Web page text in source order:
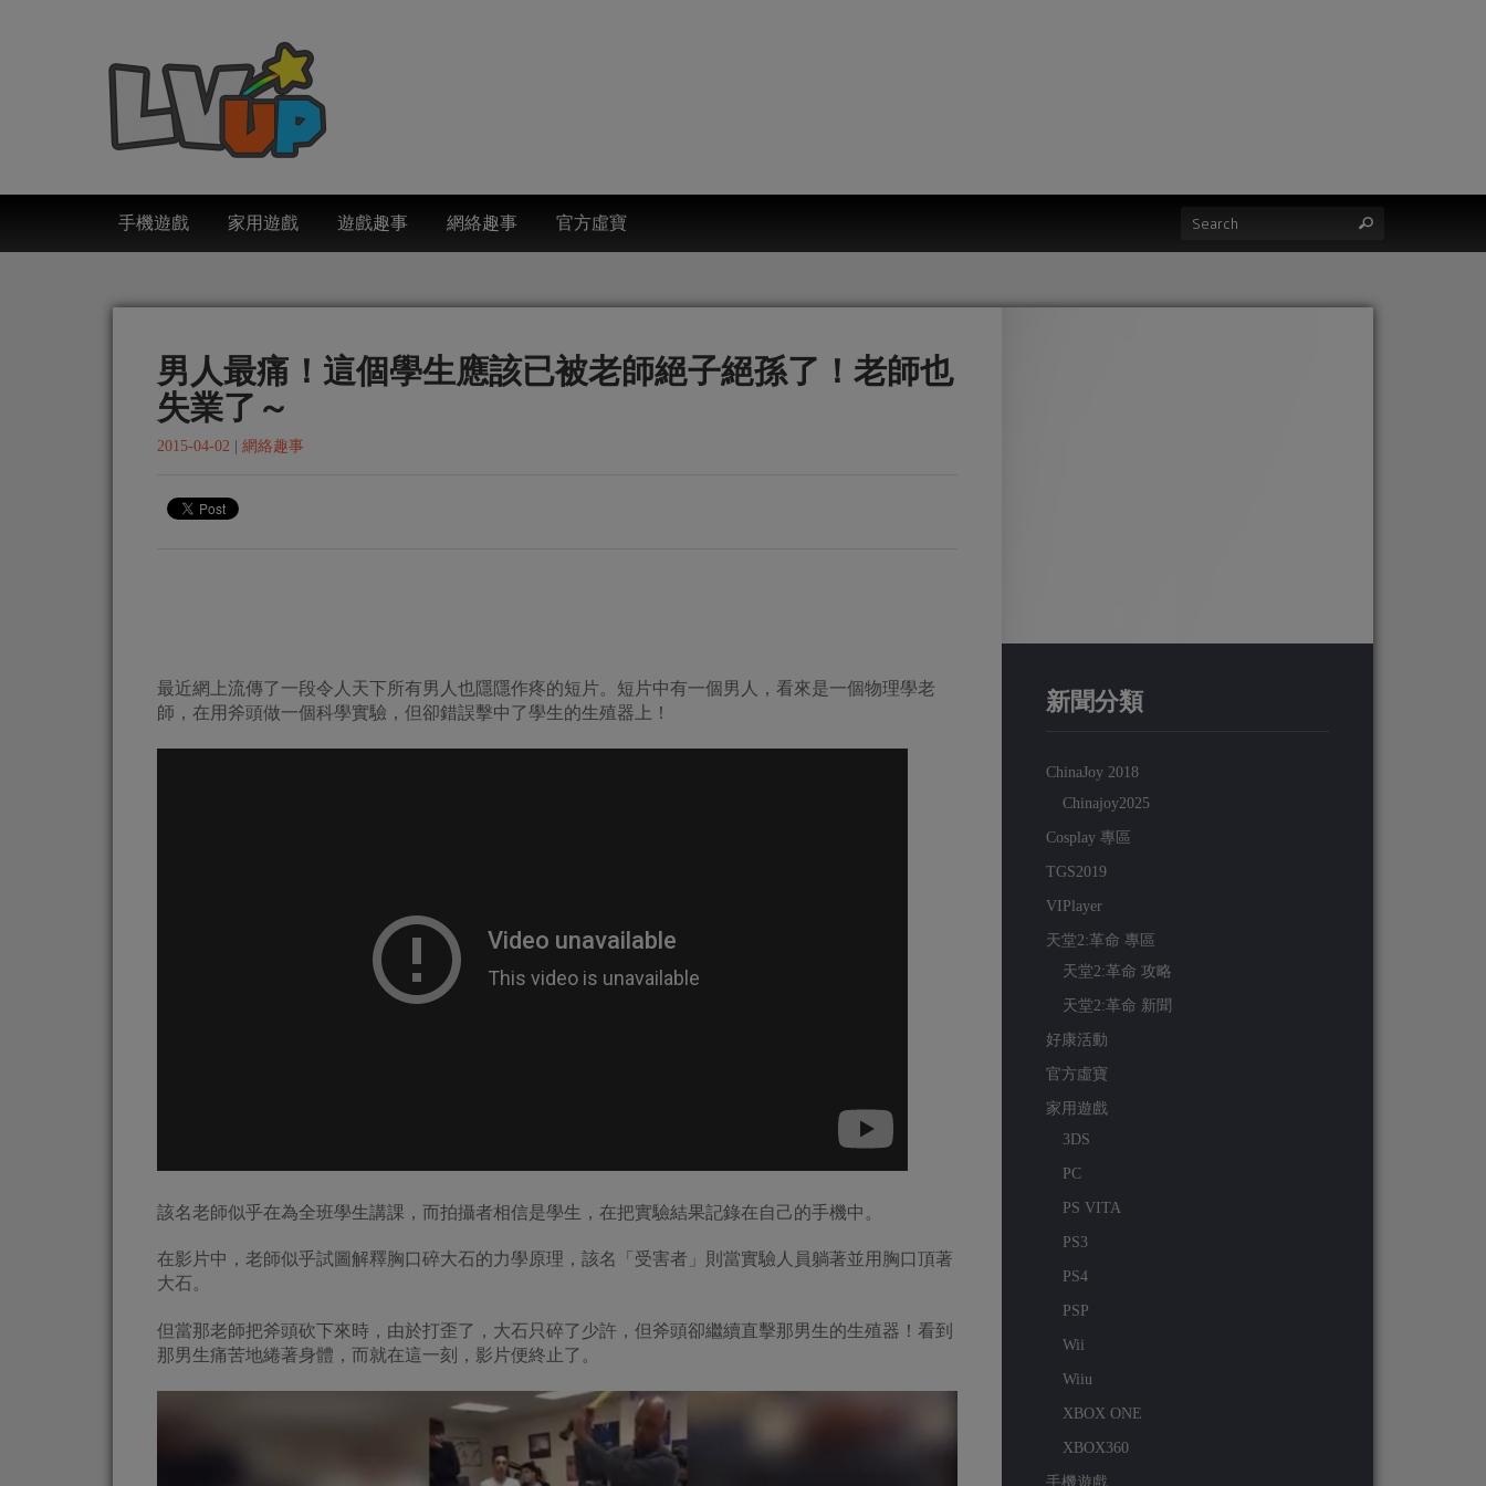
手機遊戲 家用遊戲 遊戲趣事 網絡趣事 官方虛寶
男人最痛！這個學生應該已被老師絕子絕孫了！老師也
失業了～
2015-04-02 網絡趣事
最近網上流傳了一段令人天下所有男人也隱隱作疼的短片。短片中有一個男人，看來是一個物理學老
師，在用斧頭做一個科學實驗，但卻錯誤擊中了學生的生殖器上！
該名老師似乎在為全班學生講課，而拍攝者相信是學生，在把實驗結果記錄在自己的手機中。
在影片中，老師似乎試圖解釋胸口碎大石的力學原理，該名「受害者」則當實驗人員躺著並用胸口頂著
大石。
但當那老師把斧頭砍下來時，由於打歪了，大石只碎了少許，但斧頭卻繼續直擊那男生的生殖器！看到
那男生痛苦地綣著身體，而就在這一刻，影片便終止了。
新聞分類
ChinaJoy 2018
Chinajoy2025
Cosplay 專區
TGS2019
VIPlayer
天堂2:革命 專區
天堂2:革命 攻略
天堂2:革命 新聞
好康活動
官方虛寶
家用遊戲
3DS
PC
PS VITA
PS3
PS4
PSP
Wii
Wiiu
XBOX ONE
XBOX360
手機遊戲